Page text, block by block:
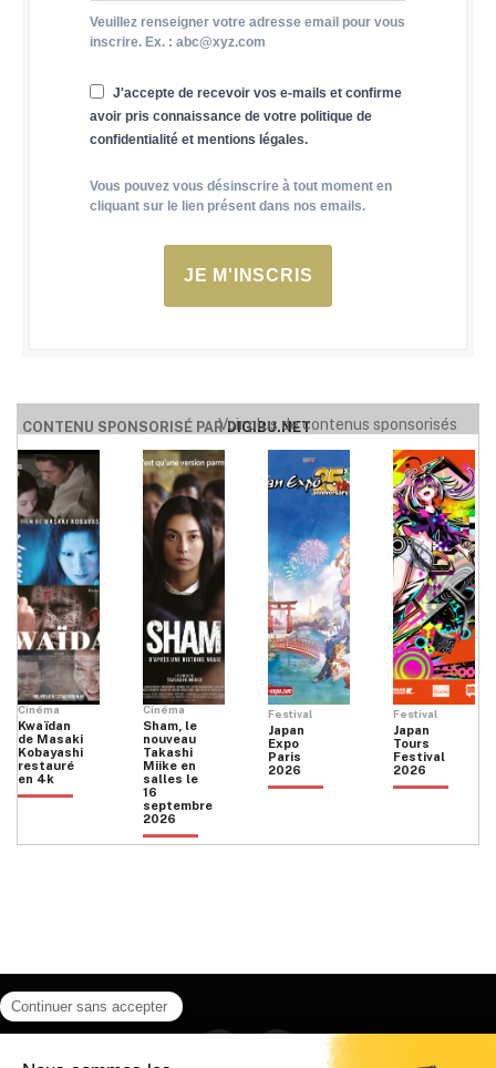
Veuillez renseigner votre adresse email pour vous
inscrire. Ex. : abc@xyz.com
J'accepte de recevoir vos e-mails et confirme
avoir pris connaissance de votre politique de
confidentialité et mentions légales.
Vous pouvez vous désinscrire à tout moment en
cliquant sur le lien présent dans nos emails.
JE M'INSCRIS
CONTENU SPONSORISÉ PARDIGIBU.NET
Voir plus de contenus sponsorisés
Cinéma
Kwaïdan
de Masaki
Kobayashi
restauré
en 4k
Cinéma
Sham, le
nouveau
Takashi
Miike en
salles le
16
septembre
2026
Festival
Japan
Expo
Paris
2026
Festival
Japan
Tours
Festival
2026
Instagram